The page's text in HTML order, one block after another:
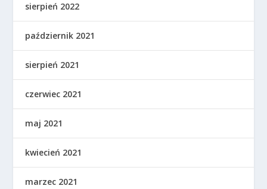
sierpień 2022
październik 2021
sierpień 2021
czerwiec 2021
maj 2021
kwiecień 2021
marzec 2021